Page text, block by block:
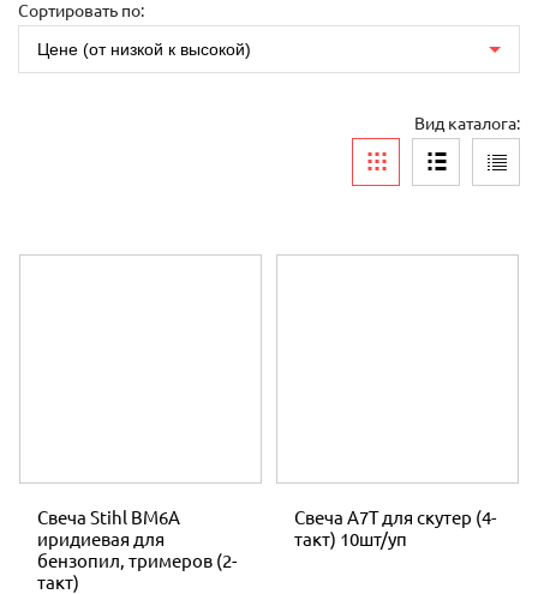
Шпатель-грабли
ЗАПЧАСТИ ГЕНЕРАТОР
МУФТЫ СЦЕПЛЕНИЯ
НА ПРИЦЕП
Сортировать по:
Цене (от низкой к высокой)
Вид каталога:
Свеча Stihl BM6A
иридиевая для
бензопил, тримеров (2-
такт)
Свеча А7Т для скутер (4-
такт) 10шт/уп